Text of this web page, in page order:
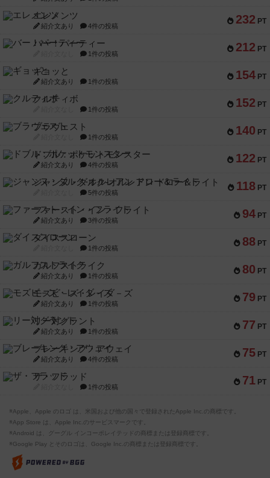
232 PT
エレメンツ
紹介文あり 4件の投稿
212 PT
バー！パーティー
1件の投稿
154 PT
ギョッと
紹介文あり 1件の投稿
152 PT
クルティボ
1件の投稿
140 PT
ブラヴェスト
1件の投稿
122 PT
ドブル：ポケットモンスター
紹介文あり 4件の投稿
118 PT
ジャンヌ・ダルク-オルレアン ドロー＆ライト
5件の投稿
94 PT
ファースト・イン・フライト
紹介文あり 3件の投稿
88 PT
ダイススローン
1件の投稿
80 PT
ガルフストライク
紹介文あり 1件の投稿
79 PT
モズビ－ズ・レイダ－ズ
紹介文あり 1件の投稿
77 PT
リー対グラント
紹介文あり 1件の投稿
75 PT
ブレーキング・アウェイ
紹介文あり 4件の投稿
71 PT
ザ・フラッド
1件の投稿
※Apple、Apple のロゴ は、米国および他の国々で登録されたApple Inc.の商標です。
※App Store は、Apple Inc.のサービスマークです。
※Android は、グーグル インコーポレイテッドの商標または登録商標です。
※Google Play とそのロゴは、Google Inc.の商標または登録商標です。